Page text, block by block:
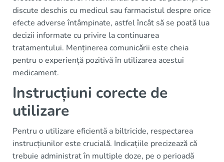
discute deschis cu medicul sau farmacistul despre orice
efecte adverse întâmpinate, astfel încât să se poată lua
decizii informate cu privire la continuarea
tratamentului. Menținerea comunicării este cheia
pentru o experiență pozitivă în utilizarea acestui
medicament.
Instrucțiuni corecte de
utilizare
Pentru o utilizare eficientă a biltricide, respectarea
instrucțiunilor este crucială. Indicațiile precizează că
trebuie administrat în multiple doze, pe o perioadă